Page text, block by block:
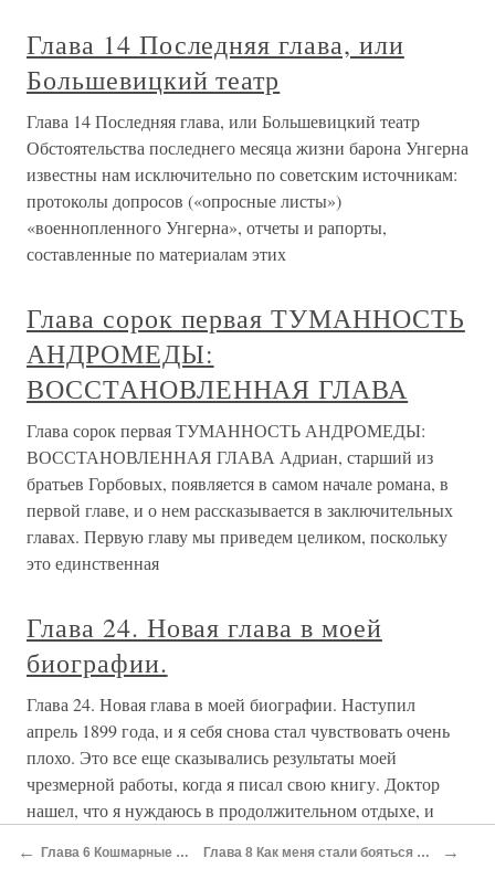
Глава 14 Последняя глава, или
Большевицкий театр
Глава 14 Последняя глава, или Большевицкий театр
Обстоятельства последнего месяца жизни барона Унгерна
известны нам исключительно по советским источникам:
протоколы допросов («опросные листы»)
«военнопленного Унгерна», отчеты и рапорты,
составленные по материалам этих
Глава сорок первая ТУМАННОСТЬ
АНДРОМЕДЫ:
ВОССТАНОВЛЕННАЯ ГЛАВА
Глава сорок первая ТУМАННОСТЬ АНДРОМЕДЫ:
ВОССТАНОВЛЕННАЯ ГЛАВА Адриан, старший из
братьев Горбовых, появляется в самом начале романа, в
первой главе, и о нем рассказывается в заключительных
главах. Первую главу мы приведем целиком, поскольку
это единственная
Глава 24. Новая глава в моей
биографии.
Глава 24. Новая глава в моей биографии. Наступил
апрель 1899 года, и я себя снова стал чувствовать очень
плохо. Это все еще сказывались результаты моей
чрезмерной работы, когда я писал свою книгу. Доктор
нашел, что я нуждаюсь в продолжительном отдыхе, и
← Глава 6 Кошмарные годы Глава 8 Как меня стали бояться собаки →